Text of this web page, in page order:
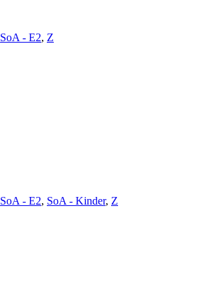
SoA - E2, Z
SoA - E2, SoA - Kinder, Z